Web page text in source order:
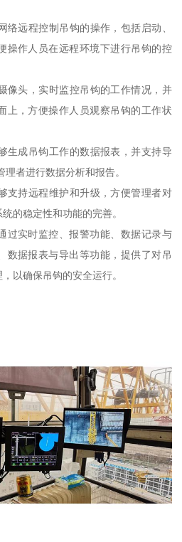
络远程控制吊钩的操作，包括启动、
操作人员在远程环境下进行吊钩的控
像头，实时监控吊钩的工作情况，并
上，方便操作人员观察吊钩的工作状
生成吊钩工作的数据报表，并支持导
者进行数据分析和报告。
支持远程维护和升级，方便管理者对
的稳定性和功能的完善。
过实时监控、报警功能、数据记录与
数据报表与导出等功能，提供了对吊
以确保吊钩的安全运行。